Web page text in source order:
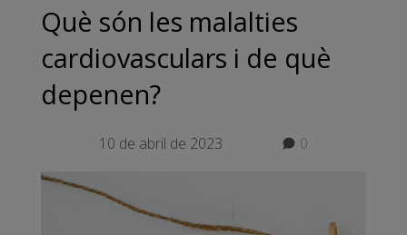
Què són les malalties
cardiovasculars i de què
depenen?
10 de abril de 2023 0